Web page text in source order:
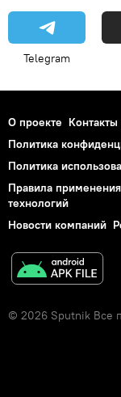
Telegram
О проекте Контакты
Политика
Политика
Правила
технологий
Новости компаний
© 2026 Sputnik Все